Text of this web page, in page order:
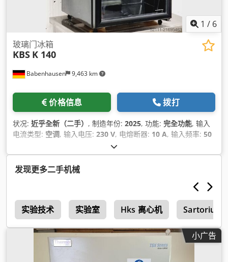
1 / 6
Babenhausen 9,463 km
玻璃门冰箱
KBS K 140
价格信息 拨打
状况: 近乎全新（二手） , 制造年份: 2025, 功能: 完全功能, 输入
电流类型: 空调, 输入电压: 230 V, 电熔断器: 10 A, 输入频率: 50
, 总宽度:560 毫米
容量:140 l, 冷却类型:空气, 设备:照明,
发现更多二手机械
实验技术 实验室 Hks 离心机 Sartorius
小广告